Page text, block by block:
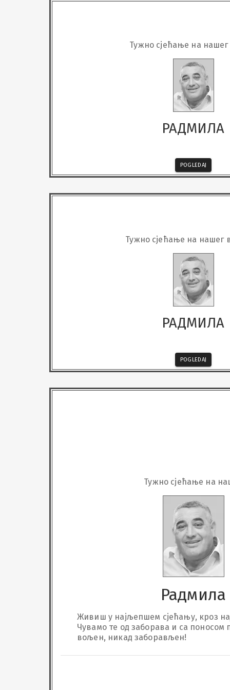
Тужно сјећање на нашег
РАДМИЛА
POGLEDAJ
Тужно сјећање на нашег
РАДМИЛА
POGLEDAJ
Тужно сјећање на
Радмила
Живиш у најљепшем сјећању, кроз
Чувамо те од заборава и са поносом
вољен, никад заборављен!